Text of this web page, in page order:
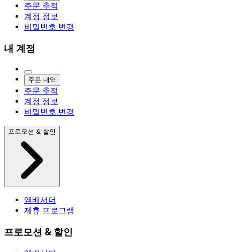
주문 추적
계정 정보
비밀번호 변경
내 계정
주문 내역
주문 추적
계정 정보
비밀번호 변경
프로모션 & 할인
앰배서더
제휴 프로그램
프로모션 & 할인